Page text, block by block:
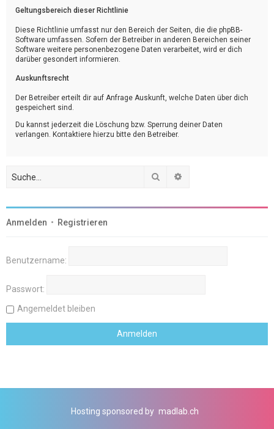
Geltungsbereich dieser Richtlinie
Diese Richtlinie umfasst nur den Bereich der Seiten, die die phpBB-
Software umfassen. Sofern der Betreiber in anderen Bereichen seiner
Software weitere personenbezogene Daten verarbeitet, wird er dich
darüber gesondert informieren.
Auskunftsrecht
Der Betreiber erteilt dir auf Anfrage Auskunft, welche Daten über dich
gespeichert sind.
Du kannst jederzeit die Löschung bzw. Sperrung deiner Daten
verlangen. Kontaktiere hierzu bitte den Betreiber.
Suche
Anmelden • Registrieren
Benutzername:
Passwort:
Angemeldet bleiben
Hosting sponsored by madlab.ch